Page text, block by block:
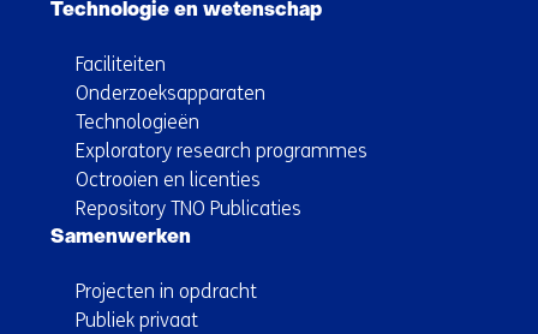
Technologie en wetenschap
Faciliteiten
Onderzoeksapparaten
Technologieën
Exploratory research programmes
Octrooien en licenties
Repository TNO Publicaties
Samenwerken
Projecten in opdracht
Publiek privaat